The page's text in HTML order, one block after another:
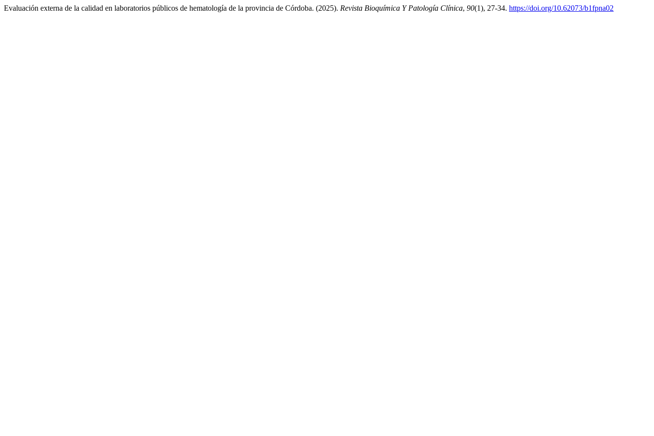
Evaluación externa de la calidad en laboratorios públicos de hematología de la provincia de Córdoba. (2025). Revista Bioquímica Y Patología Clínica, 90(1), 27-34. https://doi.org/10.62073/b1fpna02